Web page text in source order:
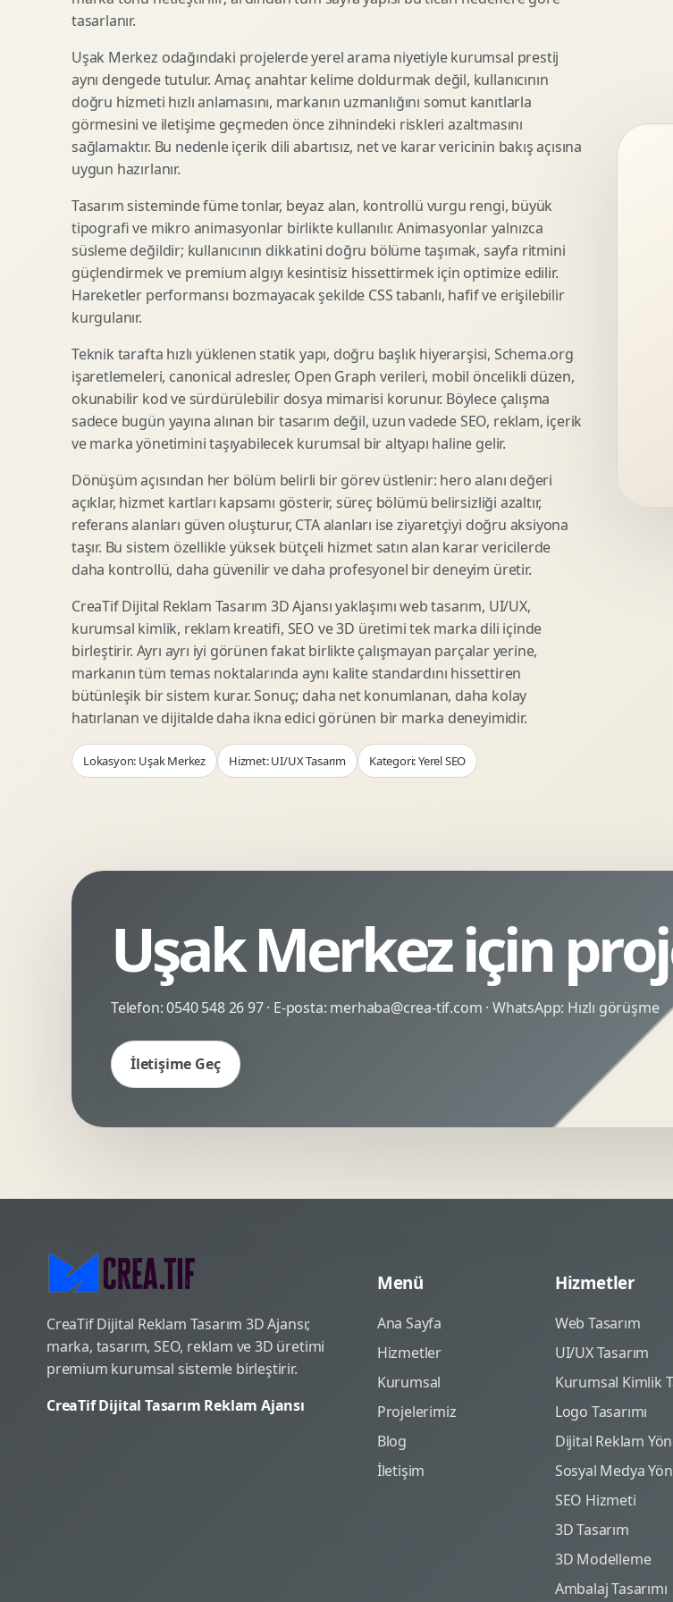
SEO Icerik Stratejisi
Schema Markup Optimizasyonu 3D Lansman Filmi Teknik Modelleme
Premium Ambalaj Tasarimi
Etiket Tasarimi
Kutu Tasarimi
Raf Gorunurlugu
Gida Ambalaj Tasarimi
Kozmetik Ambalaj Tasarimi
E Ticaret Kutu Tasarimi
Ambalaj Mockup Tasarimi
Afis Tasarimi
Brosur Tasarimi
Sunum Tasarimi
Katalog Tasarimi
Infografik Tasarimi
Fuaye Gorsel Tasarimi
Kurumsal Ilan Tasarimi
Marka Stratejisi
Marka Konumlandirma
Rekabet Analizi
Hedef Kitle Analizi
Marka Mimarisi
Deger Onerisi Tasarimi
Pazara Giris Stratejisi
Shopify Tasarim
Woocommerce Tasarim
Eticaret UX Optimizasyonu
Kategori Sayfasi Tasarimi
Sepet Odeme UX
Eticaret SEO Altyapisi
Lead Generation Landing Page
Reklam Landing Page
Webinar Landing Page
App Landing Page
Form Optimizasyonu
Sales Page Tasarimi
Display Banner Tasarimi
Video Reklam Kreatifi
Outdoor Reklam Tasarimi
Performans Kreatif Seti
Story Reklam Tasarimi
Statik Reklam Gorseli
Motion Banner Tasarimi
Logo Animasyonu
Mikro Animasyon Tasarimi
Reklam Motion Video
Arayuz Animasyonu
Sosyal Medya Motion
Webgl Deneyim Tasarimi
AI Gorsel Konsept
No Code Prototip
Veri Gorsellestirme
tasarlanır.
Uşak Merkez odağındaki projelerde yerel arama niyetiyle kurumsal prestij
aynı dengede tutulur. Amaç anahtar kelime doldurmak değil, kullanıcının
doğru hizmeti hızlı anlamasını, markanın uzmanlığını somut kanıtlarla
görmesini ve iletişime geçmeden önce zihnindeki riskleri azaltmasını
sağlamaktır. Bu nedenle içerik dili abartısız, net ve karar vericinin bakış açısına
uygun hazırlanır.
Tasarım sisteminde füme tonlar, beyaz alan, kontrollü vurgu rengi, büyük
tipografi ve mikro animasyonlar birlikte kullanılır. Animasyonlar yalnızca
süsleme değildir; kullanıcının dikkatini doğru bölüme taşımak, sayfa ritmini
güçlendirmek ve premium algıyı kesintisiz hissettirmek için optimize edilir.
Hareketler performansı bozmayacak şekilde CSS tabanlı, hafif ve erişilebilir
kurgulanır.
Teknik tarafta hızlı yüklenen statik yapı, doğru başlık hiyerarşisi, Schema.org
işaretlemeleri, canonical adresler, Open Graph verileri, mobil öncelikli düzen,
okunabilir kod ve sürdürülebilir dosya mimarisi korunur. Böylece çalışma
sadece bugün yayına alınan bir tasarım değil, uzun vadede SEO, reklam, içerik
ve marka yönetimini taşıyabilecek kurumsal bir altyapı haline gelir.
Dönüşüm açısından her bölüm belirli bir görev üstlenir: hero alanı değeri
açıklar, hizmet kartları kapsamı gösterir, süreç bölümü belirsizliği azaltır,
referans alanları güven oluşturur, CTA alanları ise ziyaretçiyi doğru aksiyona
taşır. Bu sistem özellikle yüksek bütçeli hizmet satın alan karar vericilerde
daha kontrollü, daha güvenilir ve daha profesyonel bir deneyim üretir.
CreaTif Dijital Reklam Tasarım 3D Ajansı yaklaşımı web tasarım, UI/UX,
kurumsal kimlik, reklam kreatifi, SEO ve 3D üretimi tek marka dili içinde
birleştirir. Ayrı ayrı iyi görünen fakat birlikte çalışmayan parçalar yerine,
markanın tüm temas noktalarında aynı kalite standardını hissettiren
bütünleşik bir sistem kurar. Sonuç; daha net konumlanan, daha kolay
hatırlanan ve dijitalde daha ikna edici görünen bir marka deneyimidir.
Lokasyon: Uşak Merkez Hizmet: UI/UX Tasarım Kategori: Yerel SEO
Uşak Merkez için
Telefon:0540 548 26 97· E-posta: merhaba@crea-tif.com · WhatsApp: Hızlı görüşme
İletişime Geç
CreaTif Dijital Reklam Tasarım 3D Ajansı;
marka, tasarım, SEO, reklam ve 3D üretimi
premium kurumsal sistemle birleştirir.
CreaTif Dijital Tasarım Reklam Ajansı
Menü
Ana Sayfa
Hizmetler
Kurumsal
Projelerimiz
Blog
İletişim
Hizmetler
Web Tasarım
UI/UX Tasarım
Kurumsal Kimlik
Logo Tasarımı
Dijital Reklam
Sosyal Medya
SEO Hizmeti
3D Tasarım
3D Modelleme
Ambalaj Tasarımı